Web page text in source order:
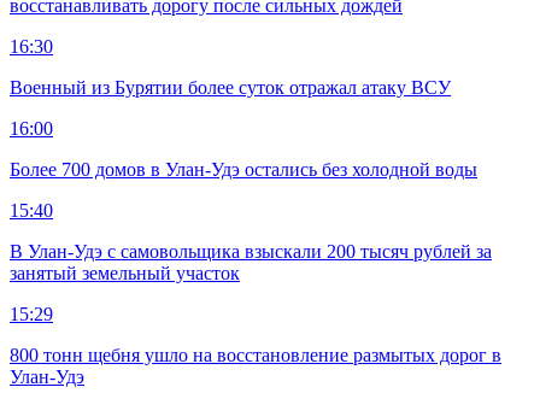
восстанавливать дорогу после сильных дождей
16:30
Военный из Бурятии более суток отражал атаку ВСУ
16:00
Более 700 домов в Улан-Удэ остались без холодной воды
15:40
В Улан-Удэ с самовольщика взыскали 200 тысяч рублей за
занятый земельный участок
15:29
800 тонн щебня ушло на восстановление размытых дорог в
Улан-Удэ